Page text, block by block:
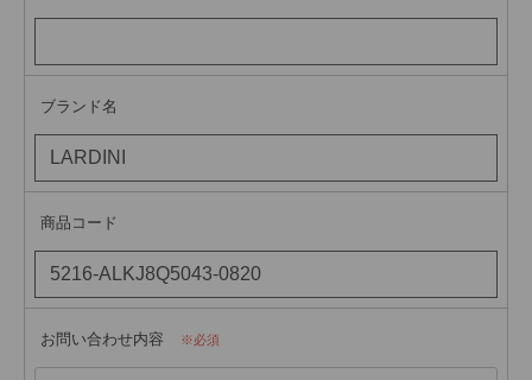
ブランド名
商品コード
お問い合わせ内容 必須